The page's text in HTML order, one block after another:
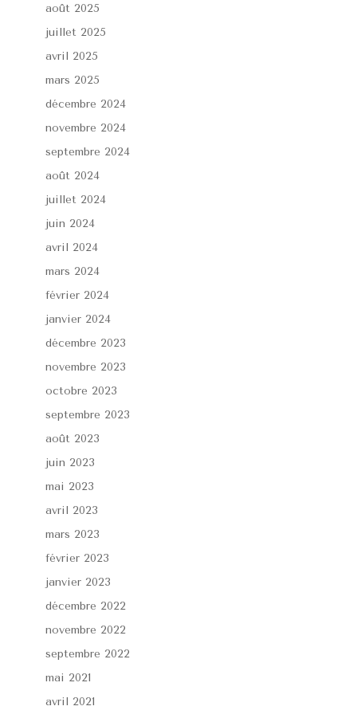
août 2025
juillet 2025
avril 2025
mars 2025
décembre 2024
novembre 2024
septembre 2024
août 2024
juillet 2024
juin 2024
avril 2024
mars 2024
février 2024
janvier 2024
décembre 2023
novembre 2023
octobre 2023
septembre 2023
août 2023
juin 2023
mai 2023
avril 2023
mars 2023
février 2023
janvier 2023
décembre 2022
novembre 2022
septembre 2022
mai 2021
avril 2021